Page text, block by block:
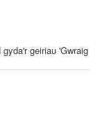
geiriau 'Gwraig